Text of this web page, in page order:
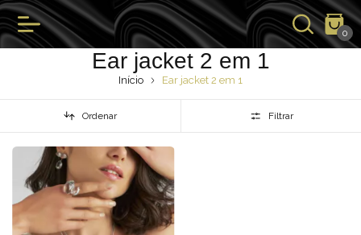
0
Ear jacket 2 em 1
Início Ear jacket 2 em 1
Ordenar Filtrar